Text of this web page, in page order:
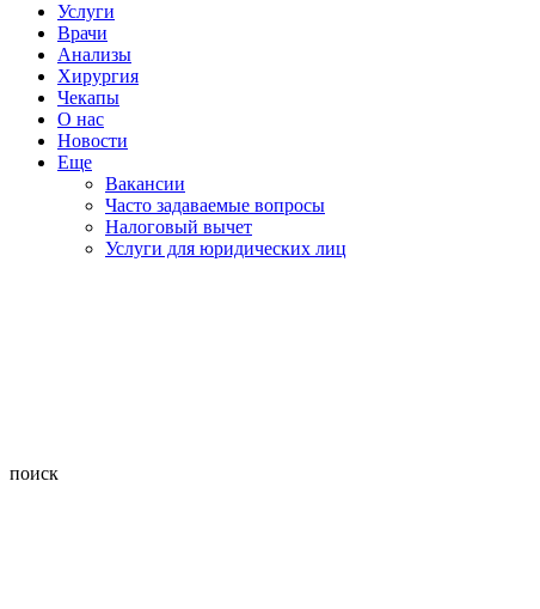
Услуги
Врачи
Анализы
Хирургия
Чекапы
О нас
Новости
Еще
Вакансии
Часто задаваемые вопросы
Налоговый вычет
Услуги для юридических лиц
поиск